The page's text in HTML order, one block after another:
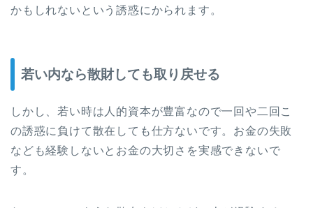
かもしれないという誘惑にかられます。
若い内なら散財しても取り戻せる
しかし、若い時は人的資本が豊富なので一回や二回こ
の誘惑に負けて散在しても仕方ないです。お金の失敗
なども経験しないとお金の大切さを実感できないで
す。